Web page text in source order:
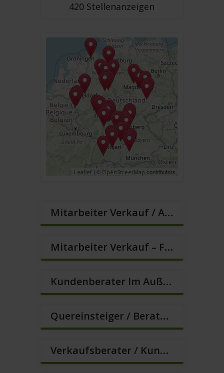
420 Stellenanzeigen
Leaflet | © OpenStreetMap contributors
Mitarbeiter Verkauf / Außendienst (m/w/d)
Mitarbeiter Verkauf – Festanstellung (m/w/d)
Kundenberater Im Außendienst – Direktvertrieb (m/w/d)
Quereinsteiger / Berater Im Vertrieb In VZ/TZ (m/w/d)
Verkaufsberater / Kundenberater – Ab Sofort (m/w/d)